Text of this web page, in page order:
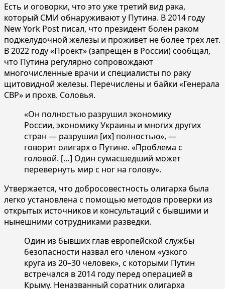
Есть и оговорки, что это уже третий вид рака,
который СМИ обнаруживают у Путина. В 2014 году
New York Post писал, что президент болен раком
поджелудочной железы и проживет не более трех лет.
В 2022 году «Проект» (запрещен в России) сообщал,
что Путина регулярно сопровождают
многочисленные врачи и специалисты по раку
щитовидной железы. Перечислены и байки «Генерала
СВР» и прохв. Соловья.
«Он полностью разрушил экономику
России, экономику Украины и многих других
стран — разрушил [их] полностью», —
говорит олигарх о Путине. «Проблема с
головой. […] Один сумасшедший может
перевернуть мир с ног на голову».
Утвержается, что добросовестность олигарха была
легко установлена с помощью методов проверки из
открытых источников и консультаций с бывшими и
нынешними сотрудниками разведки.
Один из бывших глав европейской службы
безопасности назвал его членом «узкого
круга из 20–30 человек», с которыми Путин
встречался в 2014 году перед операцией в
Крыму. Неназванный соратник олигарха